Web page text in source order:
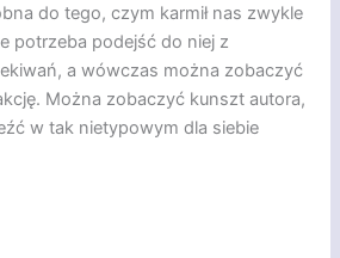
do tego, czym karmił nas zwykle
potrzeba podejść do niej z
a wówczas można zobaczyć
Można zobaczyć kunszt autora,
w tak nietypowym dla siebie